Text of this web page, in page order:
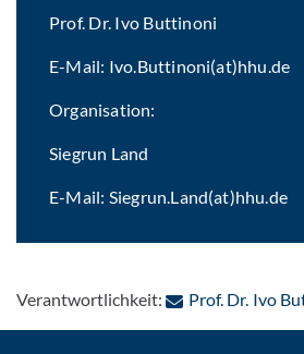
Prof. Dr. Ivo Buttinoni
E-Mail: Ivo.Buttinoni(at)hhu.de
Organisation:
Siegrun Land
E-Mail: Siegrun.Land(at)hhu.de
Verantwortlichkeit: Prof. Dr. Ivo